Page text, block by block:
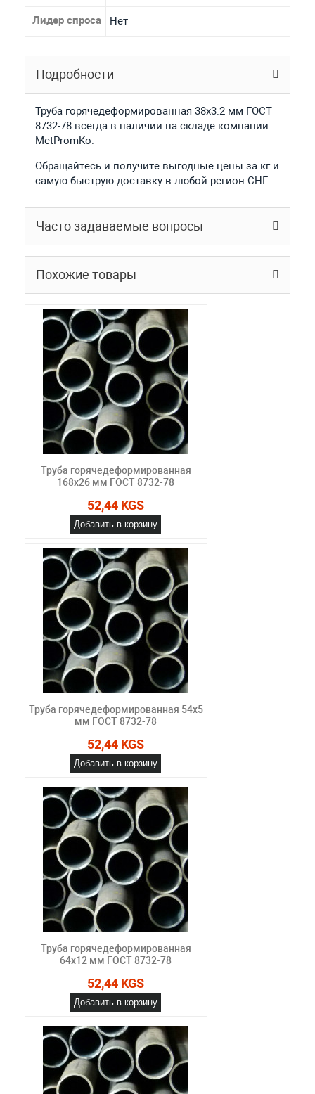
Лидер спроса Нет
Подробности
Труба горячедеформированная 38х3.2 мм ГОСТ
8732-78 всегда в наличии на складе компании
MetPromKo.
Обращайтесь и получите выгодные цены за кг и
самую быструю доставку в любой регион СНГ.
Часто задаваемые вопросы
Похожие товары
Труба горячедеформированная
168х26 мм ГОСТ 8732-78
52,44 KGS
Добавить в корзину
Труба горячедеформированная 54х5
мм ГОСТ 8732-78
52,44 KGS
Добавить в корзину
Труба горячедеформированная
64х12 мм ГОСТ 8732-78
52,44 KGS
Добавить в корзину